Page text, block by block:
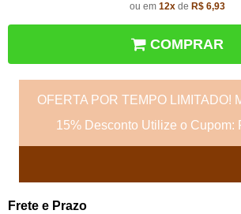
ou em 12xde R$ 6,93
COMPRAR
OFERTA POR TEMPO LIMITADO!
15% Desconto Utilize o Cupom:
Frete e Prazo